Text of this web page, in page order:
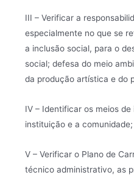
III – Verificar a
especialmente no que se
a inclusão social, para o
social; defesa do meio
da produção artística e do
IV – Identificar os meios
instituição e a comunidade;
V – Verificar o Plano de
técnico administrativo, as